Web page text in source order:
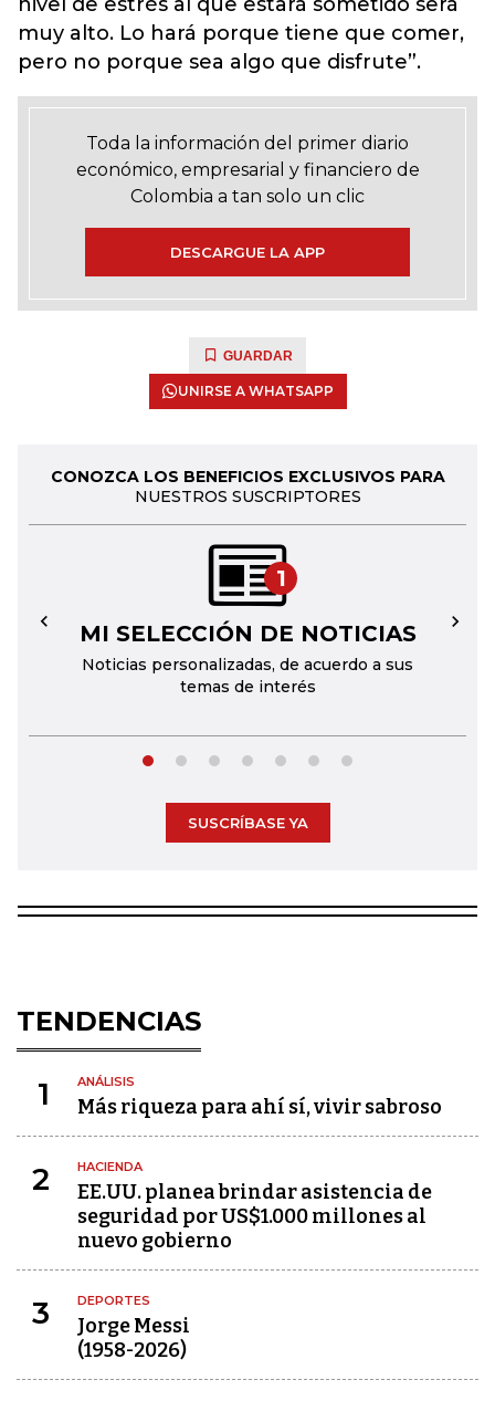
muy alto. Lo hará porque tiene que comer,
pero no porque sea algo que disfrute”.
Toda la información del primer diario
económico, empresarial y financiero de
Colombia a tan solo un clic
DESCARGUE LA APP
GUARDAR
UNIRSE A WHATSAPP
CONOZCA LOS BENEFICIOS EXCLUSIVOS PARA
NUESTROS SUSCRIPTORES
1
MI SELECCIÓN DE NOTICIAS
Noticias personalizadas, de acuerdo a sus
temas de interés
← →
SUSCRÍBASE YA
TENDENCIAS
1 ANÁLISIS
Más riqueza para ahí sí, vivir sabroso
2 HACIENDA
EE.UU. planea brindar asistencia de
seguridad por US$1.000 millones al
nuevo gobierno
3 DEPORTES
Jorge Messi
(1958-2026)